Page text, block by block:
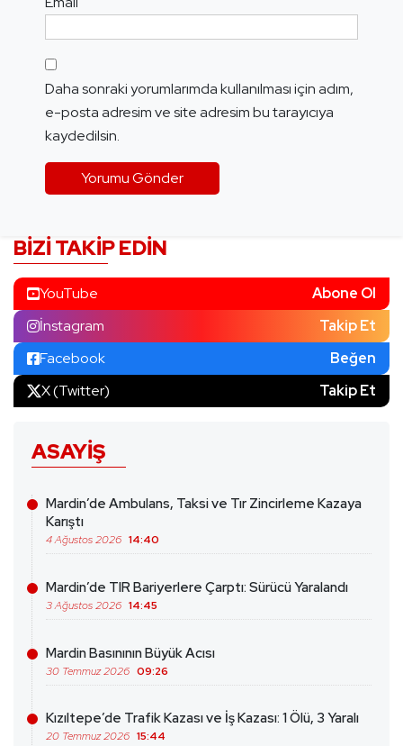
Daha sonraki yorumlarımda kullanılması için adım,
e-posta adresim ve site adresim bu tarayıcıya
kaydedilsin.
BIZI TAKIP EDIN
YouTube
Abone Ol
İnstagram
Takip Et
Facebook
Beğen
X (Twitter)
Takip Et
ASAYIŞ
Mardin’de Ambulans, Taksi ve Tır Zincirleme Kazaya
Karıştı
4 Ağustos 2026 14:40
Mardin’de TIR Bariyerlere Çarptı: Sürücü Yaralandı
3 Ağustos 2026 14:45
Mardin Basınının Büyük Acısı
30 Temmuz 2026 09:26
Kızıltepe’de Trafik Kazası ve İş Kazası: 1 Ölü, 3 Yaralı
20 Temmuz 2026 15:44